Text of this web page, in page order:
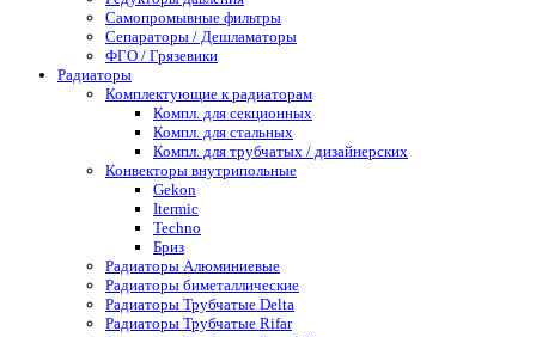
Самопромывные фильтры
Сепараторы / Дешламаторы
ФГО / Грязевики
Радиаторы
Комплектующие к радиаторам
Компл. для секционных
Компл. для стальных
Компл. для трубчатых / дизайнерских
Конвекторы внутрипольные
Gekon
Itermic
Techno
Бриз
Радиаторы Алюминиевые
Радиаторы биметаллические
Радиаторы Трубчатые Delta
Радиаторы Трубчатые Rifar